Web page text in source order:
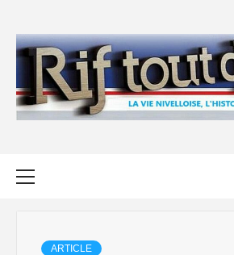
content
ARTICLE